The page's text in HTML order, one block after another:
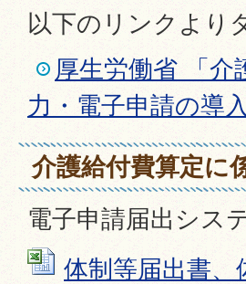
以下のリンクより
厚生労働省 「
力・電子申請の導
介護給付費算定に
電子申請届出シス
体制等届出書、